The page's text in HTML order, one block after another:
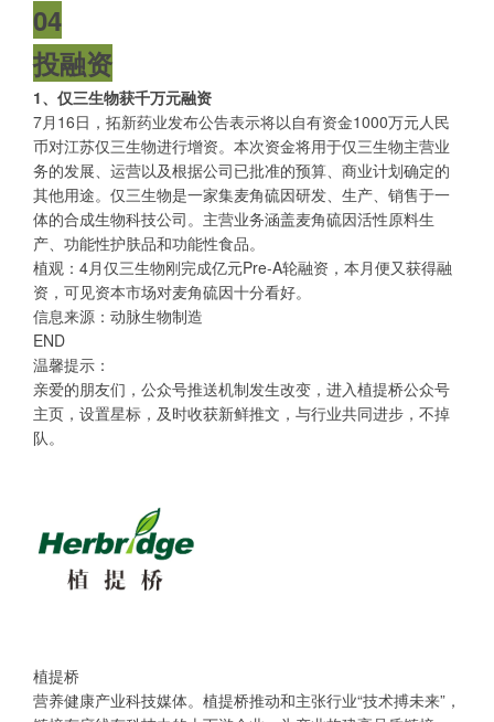
04
投融资
1、仅三生物获千万元融资
7月16日，拓新药业发布公告表示将以自有资金1000万元人民
币对江苏仅三生物进行增资。本次资金将用于仅三生物主营业
务的发展、运营以及根据公司已批准的预算、商业计划确定的
其他用途。仅三生物是一家集麦角硫因研发、生产、销售于一
体的合成生物科技公司。主营业务涵盖麦角硫因活性原料生
产、功能性护肤品和功能性食品。
植观：4月仅三生物刚完成亿元Pre-A轮融资，本月便又获得融
资，可见资本市场对麦角硫因十分看好。
信息来源：动脉生物制造
END
温馨提示：
亲爱的朋友们，公众号推送机制发生改变，进入植提桥公众号
主页，设置星标，及时收获新鲜推文，与行业共同进步，不掉
队。
植提桥
营养健康产业科技媒体。植提桥推动和主张行业“技术搏未来”，